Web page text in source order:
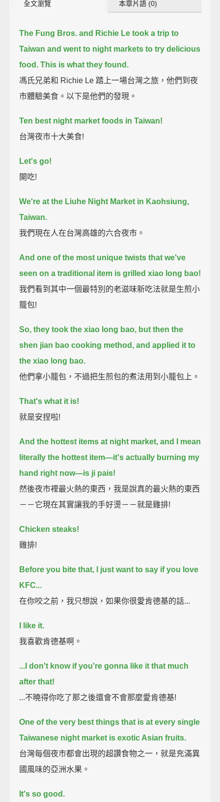
全文瀏覽 本章片語 (0)
The Fung Bros. and Richie Le took a trip to
Taiwan and went to night markets to try delicious
food. This is what they found.
馮氏兄弟和 Richie Le 踏上一場台灣之旅，他們到夜
市體驗美食。以下是他們的發現。
Ten best night market foods in Taiwan!
台灣夜市十大美食!
Let's go!
開吃!
We're at the Liuhe Night Market in Kaohsiung,
Taiwan.
我們現在人在台灣高雄的六合夜市。
And one of the most unique twists that we've
seen on a traditional item is grilled xiao long bao!
我們看到其中一個最特別的老滋味新吃法就是生煎小
籠包!
So, they took the xiao long bao, but then the
shen jian bao cooking method, and applied it to
the xiao long bao.
他們拿小籠包，不過把生煎包的煮法用到小籠包上。
That's what it is!
就是安捏啦!
And the hottest items at night market, and I mean
literally the hottest item—it's actually burning my
hand right now—is ji pais!
然後夜市裡最火熱的東西，我是說真的最火熱的東西
－－它現在其實讓我的手好燙－－就是雞排!
Chicken steaks!
雞排!
Before you bite that, I just want to say if you love
KFC...
在你咬之前，我只想說，如果你很愛肯德基的話...
I like it.
我喜歡肯德基啊。
...I don't know if you're gonna like it that much
after that!
...不曉得你吃了那之後還會不會那麼愛肯德基!
One of the very best things that is at every single
Taiwanese night market is exotic Asian fruits.
台灣每個夜市都會出現的超讚食物之一，就是充滿異
國風味的亞洲水果。
It's so good.